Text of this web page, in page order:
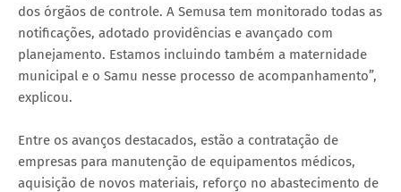
dos órgãos de controle. A Semusa tem monitorado todas as
notificações, adotado providências e avançado com
planejamento. Estamos incluindo também a maternidade
municipal e o Samu nesse processo de acompanhamento”,
explicou.
Entre os avanços destacados, estão a contratação de
empresas para manutenção de equipamentos médicos,
aquisição de novos materiais, reforço no abastecimento de